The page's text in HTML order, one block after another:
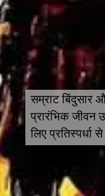
सम्राट बिंदुसार
प्रारंभिक जीवन
लिए प्रतिस्पर्धा